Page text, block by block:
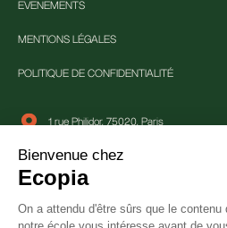
EVENEMENTS
MENTIONS LÉGALES
POLITIQUE DE CONFIDENTIALITÉ
1 rue Philidor, 75020, Paris
01 84 80 25 33
contact@ecopia-school.com